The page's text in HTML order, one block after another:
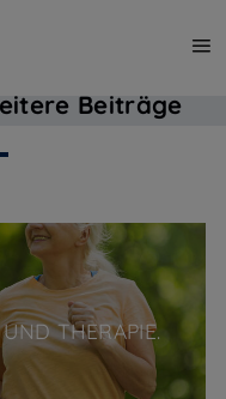
Beiträge
THERAPIE.